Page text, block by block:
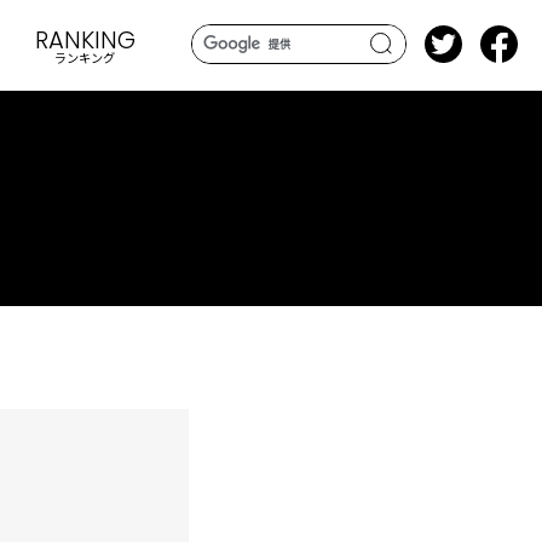
search
RANKING
ランキング